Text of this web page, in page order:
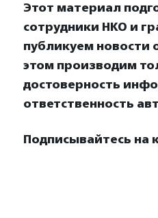
Этот материал
сотрудники НКО и
публикуем новости
этом производим
достоверность
ответственность
Подписывайтесь на